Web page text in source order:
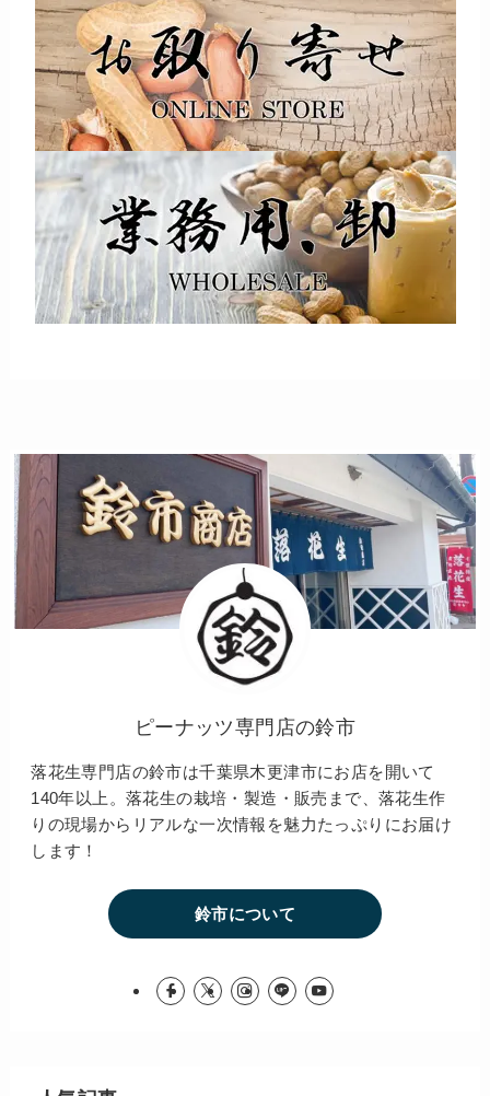
ピーナッツ専門店の鈴市
落花生専門店の鈴市は千葉県木更津市にお店を開いて
140年以上。落花生の栽培・製造・販売まで、落花生作
りの現場からリアルな一次情報を魅力たっぷりにお届け
します！
鈴市について